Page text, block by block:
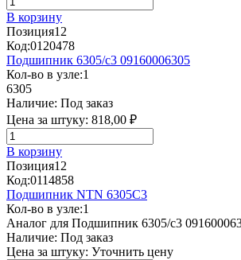
В корзину
Позиция12
Код:0120478
Подшипник 6305/c3 09160006305
Кол-во в узле:1
6305
Наличие: Под заказ
Цена за штуку: 818,00 ₽
В корзину
Позиция12
Код:0114858
Подшипник NTN 6305C3
Кол-во в узле:1
Аналог для Подшипник 6305/c3
Наличие: Под заказ
Цена за штуку: Уточнить цену